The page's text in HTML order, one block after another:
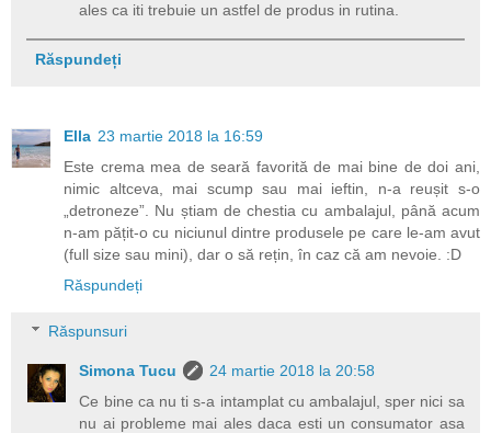
ales ca iti trebuie un astfel de produs in rutina.
Răspundeți
Ella 23 martie 2018 la 16:59
Este crema mea de seară favorită de mai bine de doi ani,
nimic altceva, mai scump sau mai ieftin, n-a reușit s-o
„detroneze”. Nu știam de chestia cu ambalajul, până acum
n-am pățit-o cu niciunul dintre produsele pe care le-am avut
(full size sau mini), dar o să rețin, în caz că am nevoie. :D
Răspundeți
Răspunsuri
Simona Tucu
24 martie 2018 la 20:58
Ce bine ca nu ti s-a intamplat cu ambalajul, sper nici sa
nu ai probleme mai ales daca esti un consumator asa